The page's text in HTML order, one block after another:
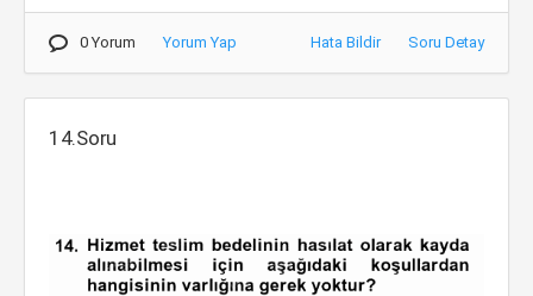
0 Yorum Yorum Yap Hata Bildir Soru Detay
14.Soru